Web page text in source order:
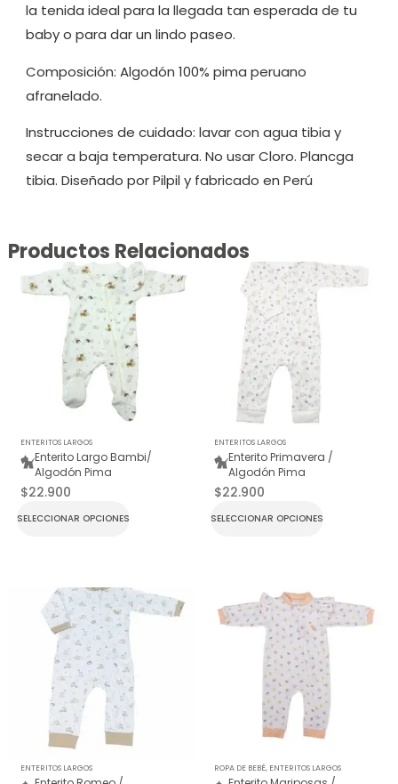
la tenida ideal para la llegada tan esperada de tu
baby o para dar un lindo paseo.
Composición: Algodón 100% pima peruano
afranelado.
Instrucciones de cuidado: lavar con agua tibia y
secar a baja temperatura. No usar Cloro. Plancga
tibia. Diseñado por Pilpil y fabricado en Perú
Productos Relacionados
ENTERITOS LARGOS
Enterito Largo Bambi/
Algodón Pima
$22.900
SELECCIONAR OPCIONES
ENTERITOS LARGOS
Enterito Primavera /
Algodón Pima
$22.900
SELECCIONAR OPCIONES
ENTERITOS LARGOS ROPA DE BEBÉ, ENTERITOS LARGOS